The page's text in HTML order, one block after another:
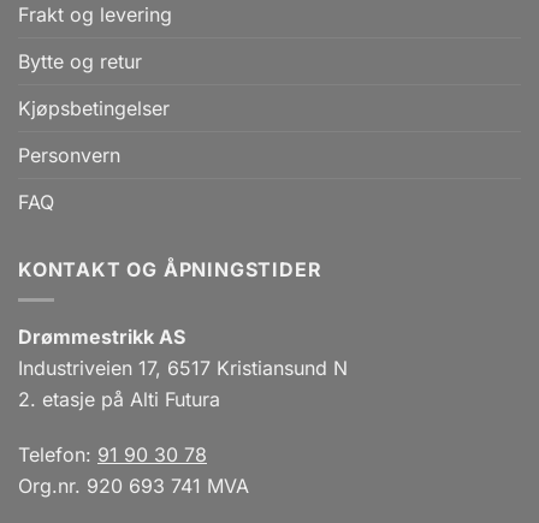
Frakt og levering
Bytte og retur
Kjøpsbetingelser
Personvern
FAQ
KONTAKT OG ÅPNINGSTIDER
Drømmestrikk AS
Industriveien 17, 6517 Kristiansund N
2. etasje på Alti Futura
Telefon: 91 90 30 78
Org.nr. 920 693 741 MVA